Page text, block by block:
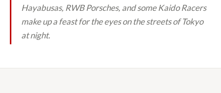
Hayabusas, RWB Porsches, and some Kaido Racers
make up a feast for the eyes on the streets of Tokyo
at night.